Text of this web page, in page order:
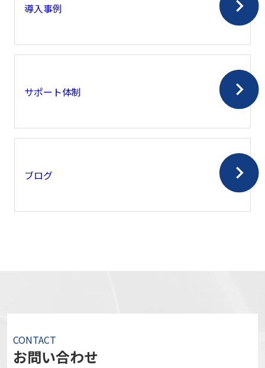
導入事例
サポート体制
ブログ
CONTACT
お問い合わせ